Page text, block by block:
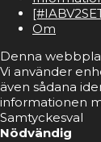
Om
Denna
Vi använder
även sådana
informationen
Samtyckesval
Nödvändig